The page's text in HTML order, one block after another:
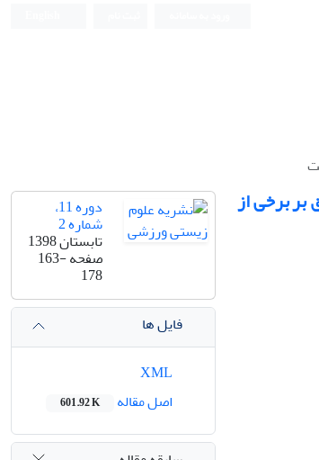
بر برخی از دوره 11،
شماره 2
تابستان 1398
صفحه163-
178
فایل ها
اصل مقاله
601.92 K